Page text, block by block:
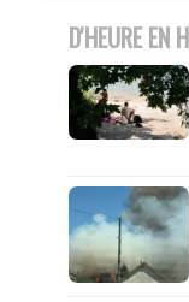
D'HEURE EN